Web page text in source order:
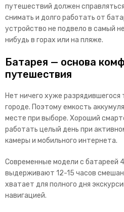
путешествий должен
снимать и долго работать от
устройство не подвело в самый
нибудь в горах или на пляже.
Батарея — основа
путешествия
Нет ничего хуже
городе. Поэтому емкость
месте при выборе. Хороший
работать целый день при
камеры и мобильного интернета.
Современные модели с батареей
выдерживают 12-15 часов
хватает для полного дня
навигацией.